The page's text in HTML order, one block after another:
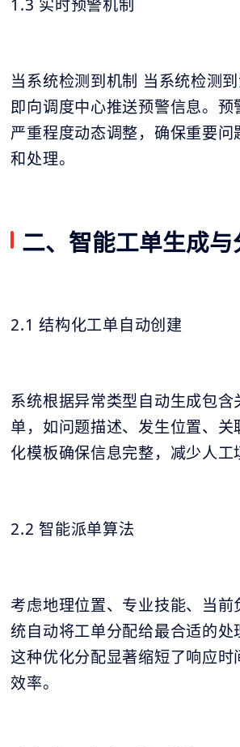
1.3 实时预警机制
当系统检测到机制 当系统检测
即向调度中心推送预警信息。预
严重程度动态调整，确保重要问
和处理。
二、智能工单生成
2.1 结构化工单自动创建
系统根据异常类型自动生成包含
单，如问题描述、发生位置、关
化模板确保信息完整，减少人工
2.2 智能派单算法
考虑地理位置、专业技能、当前
统自动将工单分配给最合适的处
这种优化分配显著缩短了响应时
效率。